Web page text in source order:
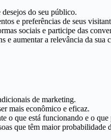
desejos do seu público.
e preferências de seus
sociais e participe das
e aumentar a relevância da sua
de marketing.
mais econômico e eficaz.
o que está funcionando e o que
que têm maior probabilidade